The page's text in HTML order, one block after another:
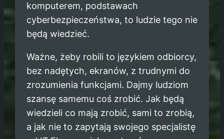
komputerem, podstawach
cyberbezpieczeństwa, to ludzie tego nie
będą wiedzieć.
Ważne, żeby robili to językiem odbiorcy,
bez nadętych, ekranów, z trudnymi do
zrozumienia funkcjami. Dajmy ludziom
szansę samemu coś zrobić. Jak będą
wiedzieli co mają zrobić, sami to zrobią,
a jak nie to zapytają swojego specjalistę